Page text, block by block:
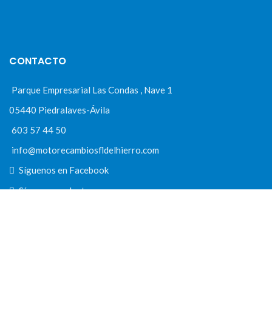
CONTACTO
Parque Empresarial Las Condas , Nave 1
05440 Piedralaves-Ávila
603 57 44 50
info@motorecambiosfldelhierro.com
Síguenos en Facebook
Síguenos en Instagram